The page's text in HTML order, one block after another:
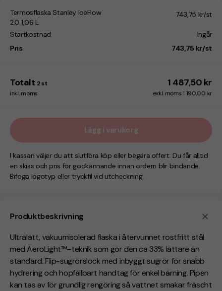
Produktbeskrivning
Ultralätt, vakuumisolerad flaska i återvunnet rostfritt stål
med AeroLight™–teknik som gör den ca 33% lättare än
standard. Flip-sugrörslock med inbyggt sugrör för snabb
hydrering och hopfällbart handtag för enkel bärning. Pipen
kan tas av för grundlig rengöring så vattnet smakar fräscht
Termosflaska Stanley IceFlow
2.0 1,06 L
743,75 kr/st
Startkostnad
Ingår
Pris
743,75 kr/st
Totalt 2 st 1 487,50 kr
inkl. moms exkl. moms 1 190,00 kr
Lägg i varukorg
I kassan väljer du att slutföra köp eller begära offert. Du får alltid
en skiss och pris för godkännande innan ordern blir bindande.
Bifoga logotyp eller tryckfil vid utcheckning.